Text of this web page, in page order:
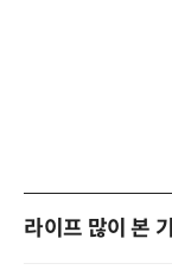
라이프 많이 본